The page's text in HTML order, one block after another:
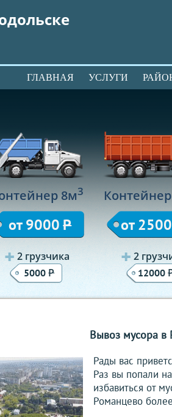
ГЛАВНАЯ УСЛУГИ
8м3
от 9000 Р
2 грузчика
5000Р
от
2
12000
Вывоз мусора в
Рады вас
Раз вы попали
избавиться от
Романцево